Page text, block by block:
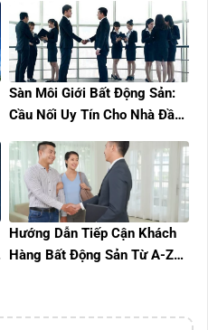
Doanh Thu
Sàn Môi Giới Bất Động Sản:
Cầu Nối Uy Tín Cho Nhà Đầu
Hướng Dẫn Tiếp Cận Khách
Hàng Bất Động Sản Từ A-Z